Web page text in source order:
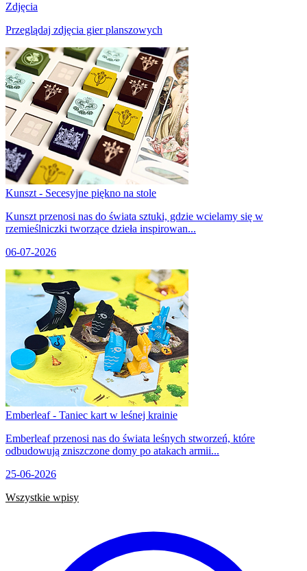
Zdjęcia
Przeglądaj zdjęcia gier planszowych
Kunszt - Secesyjne piękno na stole
Kunszt przenosi nas do świata sztuki, gdzie wcielamy się w
rzemieślniczki tworzące dzieła inspirowan...
06-07-2026
Emberleaf - Taniec kart w leśnej krainie
Emberleaf przenosi nas do świata leśnych stworzeń, które
odbudowują zniszczone domy po atakach armii...
25-06-2026
Wszystkie wpisy